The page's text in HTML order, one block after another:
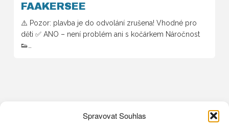
Spravovat Souhlas
FAAKERSEE
⚠️ Pozor: plavba je do odvolání zrušena! Vhodné pro
děti ✅ ANO – není problém ani s kočárkem Náročnost
👟…